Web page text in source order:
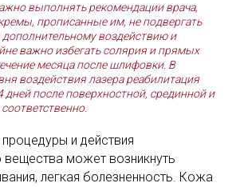
выполнять рекомендации врача,
прописанные им, не подвергать
воздействию и
важно избегать солярия и прямых
месяца после шлифовки. В
воздействия лазера реабилитация
дней после поверхностной, срединной и
и действия
вещества может возникнуть
легкая болезненность. Кожа